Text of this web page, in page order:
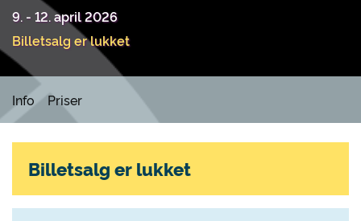
9. - 12. april 2026
Billetsalg er lukket
Info Priser
Billetsalg er lukket